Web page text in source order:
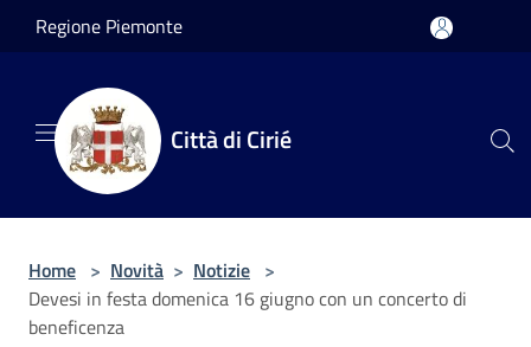
Salta al contenuto principale
Regione Piemonte
Città di Cirié
Home > Novità > Notizie >
Devesi in festa domenica 16 giugno con un concerto di
beneficenza